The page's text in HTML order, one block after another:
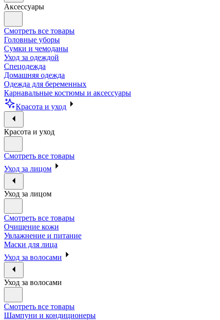
Аксессуары
Смотреть все товары
Головные уборы
Сумки и чемоданы
Уход за одеждой
Спецодежда
Домашняя одежда
Одежда для беременных
Карнавальные костюмы и аксессуары
Красота и уход
Красота и уход
Смотреть все товары
Уход за лицом
Уход за лицом
Смотреть все товары
Очищение кожи
Увлажнение и питание
Маски для лица
Уход за волосами
Уход за волосами
Смотреть все товары
Шампуни и кондиционеры